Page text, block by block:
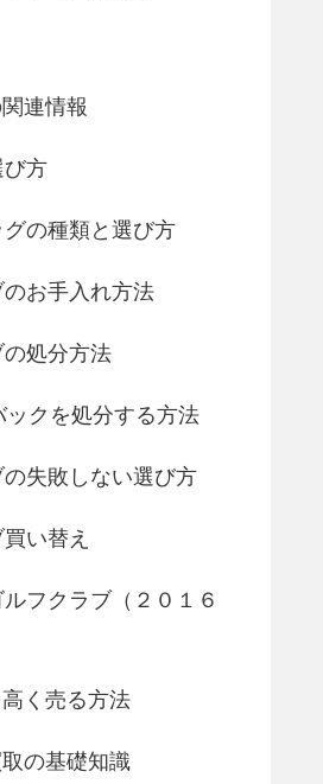
連情報
び方
の種類と選び方
お手入れ方法
処分方法
ックを処分する方法
失敗しない選び方
い替え
フクラブ（２０１６
く売る方法
の基礎知識